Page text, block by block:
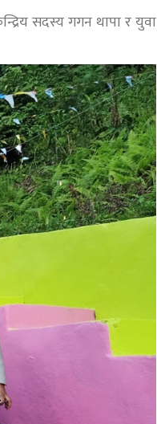
सदस्य गगन थापा र युवा